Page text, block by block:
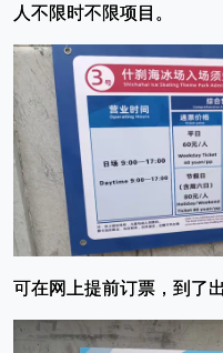
人不限时不限项目。
可在网上提前订票，到了